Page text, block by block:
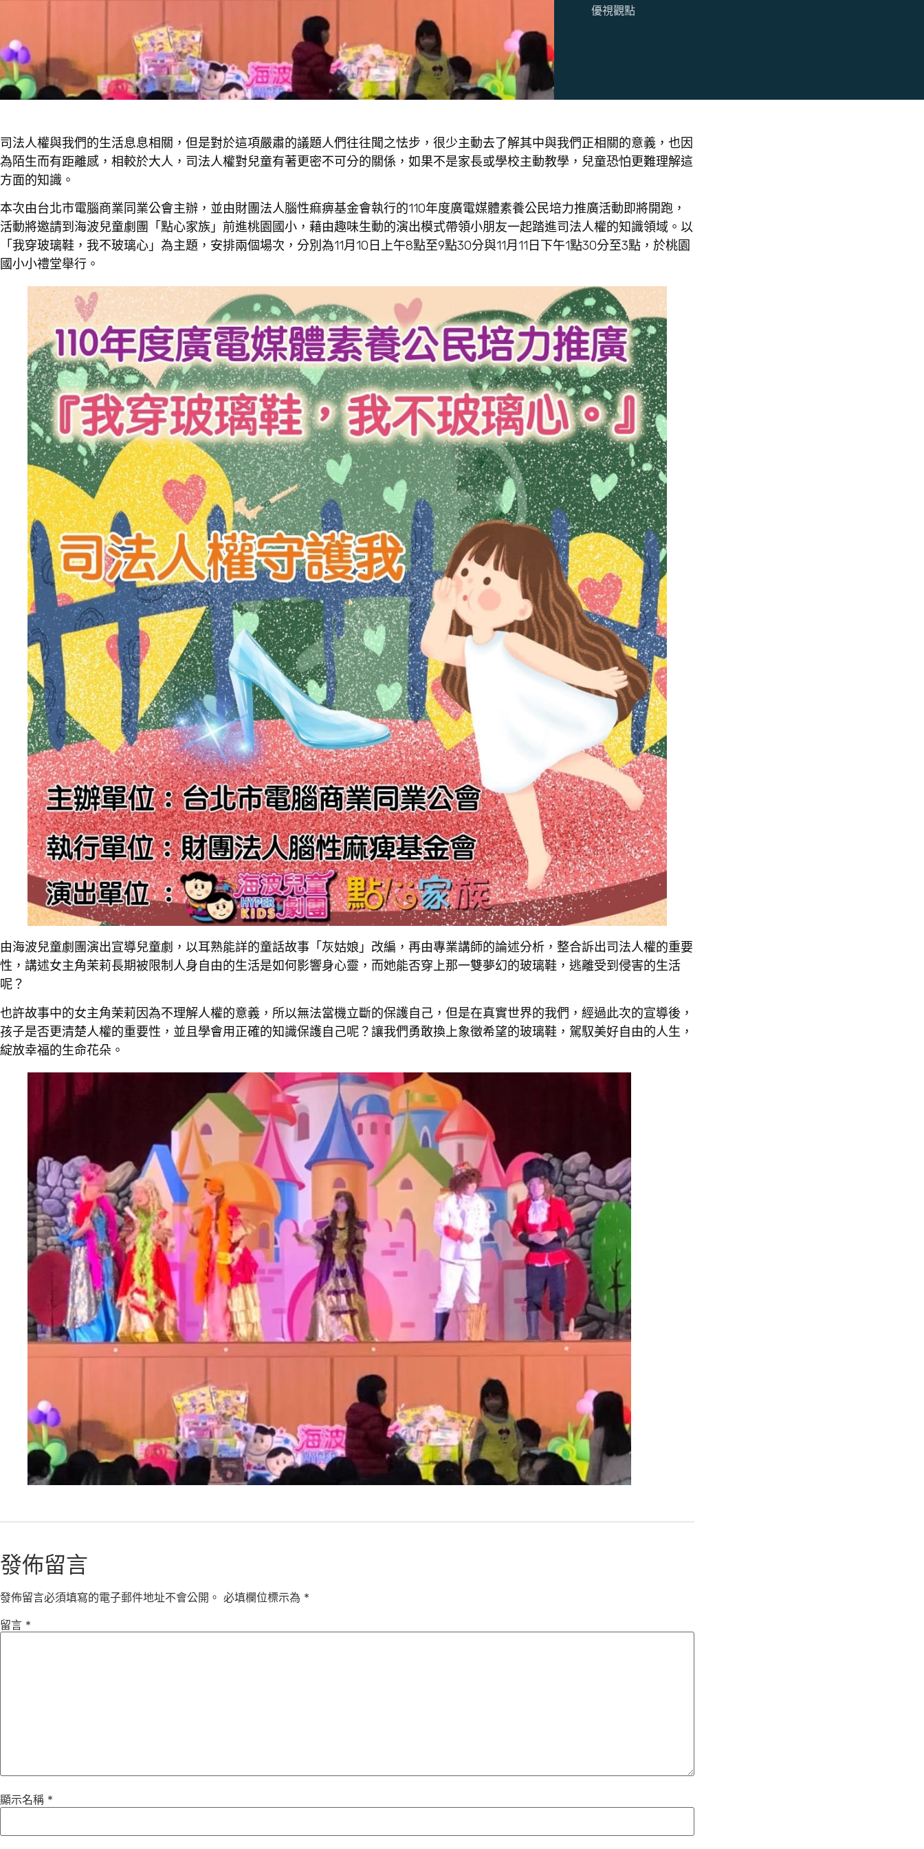
優視觀點
司法人權與我們的生活息息相關，但是對於這項嚴肅的議題人們往往聞之怯步，很少主動去了解其中與我們正相關的意義，也因
為陌生而有距離感，相較於大人，司法人權對兒童有著更密不可分的關係，如果不是家長或學校主動教學，兒童恐怕更難理解這
方面的知識。
本次由台北市電腦商業同業公會主辦，並由財團法人腦性痲痹基金會執行的110年度廣電媒體素養公民培力推廣活動即將開跑，
活動將邀請到海波兒童劇團「點心家族」前進桃園國小，藉由趣味生動的演出模式帶領小朋友一起踏進司法人權的知識領域。以
「我穿玻璃鞋，我不玻璃心」為主題，安排兩個場次，分別為11月10日上午8點至9點30分與11月11日下午1點30分至3點，於桃園
國小小禮堂舉行。
由海波兒童劇團演出宣導兒童劇，以耳熟能詳的童話故事「灰姑娘」改編，再由專業講師的論述分析，整合訴出司法人權的重要
性，講述女主角茉莉長期被限制人身自由的生活是如何影響身心靈，而她能否穿上那一雙夢幻的玻璃鞋，逃離受到侵害的生活
呢？
也許故事中的女主角茉莉因為不理解人權的意義，所以無法當機立斷的保護自己，但是在真實世界的我們，經過此次的宣導後，
孩子是否更清楚人權的重要性，並且學會用正確的知識保護自己呢？讓我們勇敢換上象徵希望的玻璃鞋，駕馭美好自由的人生，
綻放幸福的生命花朵。
發佈留言
發佈留言必須填寫的電子郵件地址不會公開。 必填欄位標示為 *
留言 *
顯示名稱 *